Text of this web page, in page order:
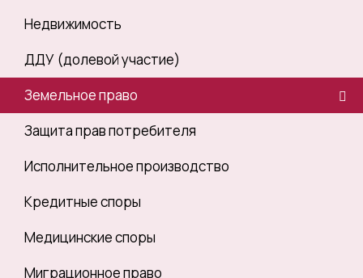
Недвижимость
ДДУ (долевой участие)
Земельное право
Защита прав потребителя
Исполнительное производство
Кредитные споры
Медицинские споры
Миграционное право